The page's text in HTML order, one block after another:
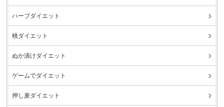
ハーブダイエット
桃ダイエット
ぬか漬けダイエット
ゲームでダイエット
押し麦ダイエット